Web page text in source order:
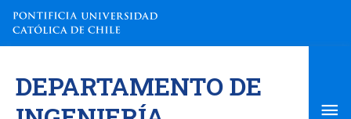
contenido
DEPARTAMENTO DE